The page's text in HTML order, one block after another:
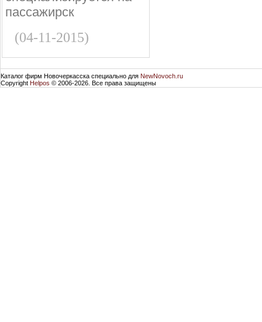
пассажирск
(04-11-2015)
Каталог фирм Новочеркасска специально для NewNovoch.ru
Copyright Helpos © 2006-2026. Все права защищены